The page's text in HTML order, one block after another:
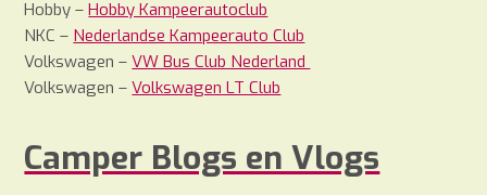
Hobby –Hobby Kampeerautoclub
NKC – Nederlandse Kampeerauto Club
Volkswagen –VW Bus Club Nederland
Volkswagen –Volkswagen LT Club
Camper Blogs en Vlogs